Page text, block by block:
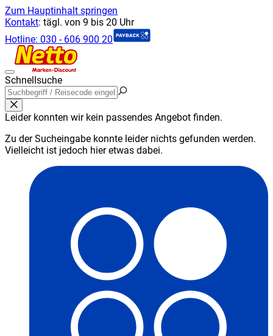
Zum Hauptinhalt springen
Kontakt: tägl. von 9 bis 20 Uhr
Hotline: 030 - 606 900 20
Schnellsuche
Leider konnten wir kein passendes Angebot finden.
Zu der Sucheingabe konnte leider nichts gefunden werden.
Vielleicht ist jedoch hier etwas dabei.